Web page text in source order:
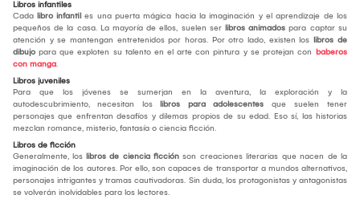
Libros infantiles
Cada libro infantil es una puerta mágica hacia la imaginación y el aprendizaje de los
pequeños de la casa. La mayoría de ellos, suelen ser libros animados para captar su
atención y se mantengan entretenidos por horas. Por otro lado, existen los libros de
dibujo para que exploten su talento en el arte con pintura y se protejan con baberos
con manga.
Libros juveniles
Para que los jóvenes se sumerjan en la aventura, la exploración y la
autodescubrimiento, necesitan los libros para adolescentes que suelen tener
personajes que enfrentan desafíos y dilemas propios de su edad. Eso sí, las historias
mezclan romance, misterio, fantasía o ciencia ficción.
Libros de ficción
Generalmente, los libros de ciencia ficción son creaciones literarias que nacen de la
imaginación de los autores. Por ello, son capaces de transportar a mundos alternativos,
personajes intrigantes y tramas cautivadoras. Sin duda, los protagonistas y antagonistas
se volverán inolvidables para los lectores.